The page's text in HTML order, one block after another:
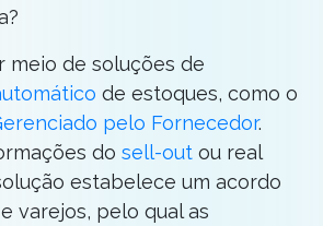
meio de soluções de
de estoques, como o
pelo Fornecedor.
do sell-out ou real
estabelece um acordo
varejos, pelo qual as